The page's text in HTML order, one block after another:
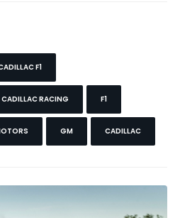
F1
CADILLAC RACING F1
GM CADILLAC